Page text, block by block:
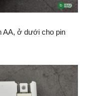
AA, ở dưới cho pin